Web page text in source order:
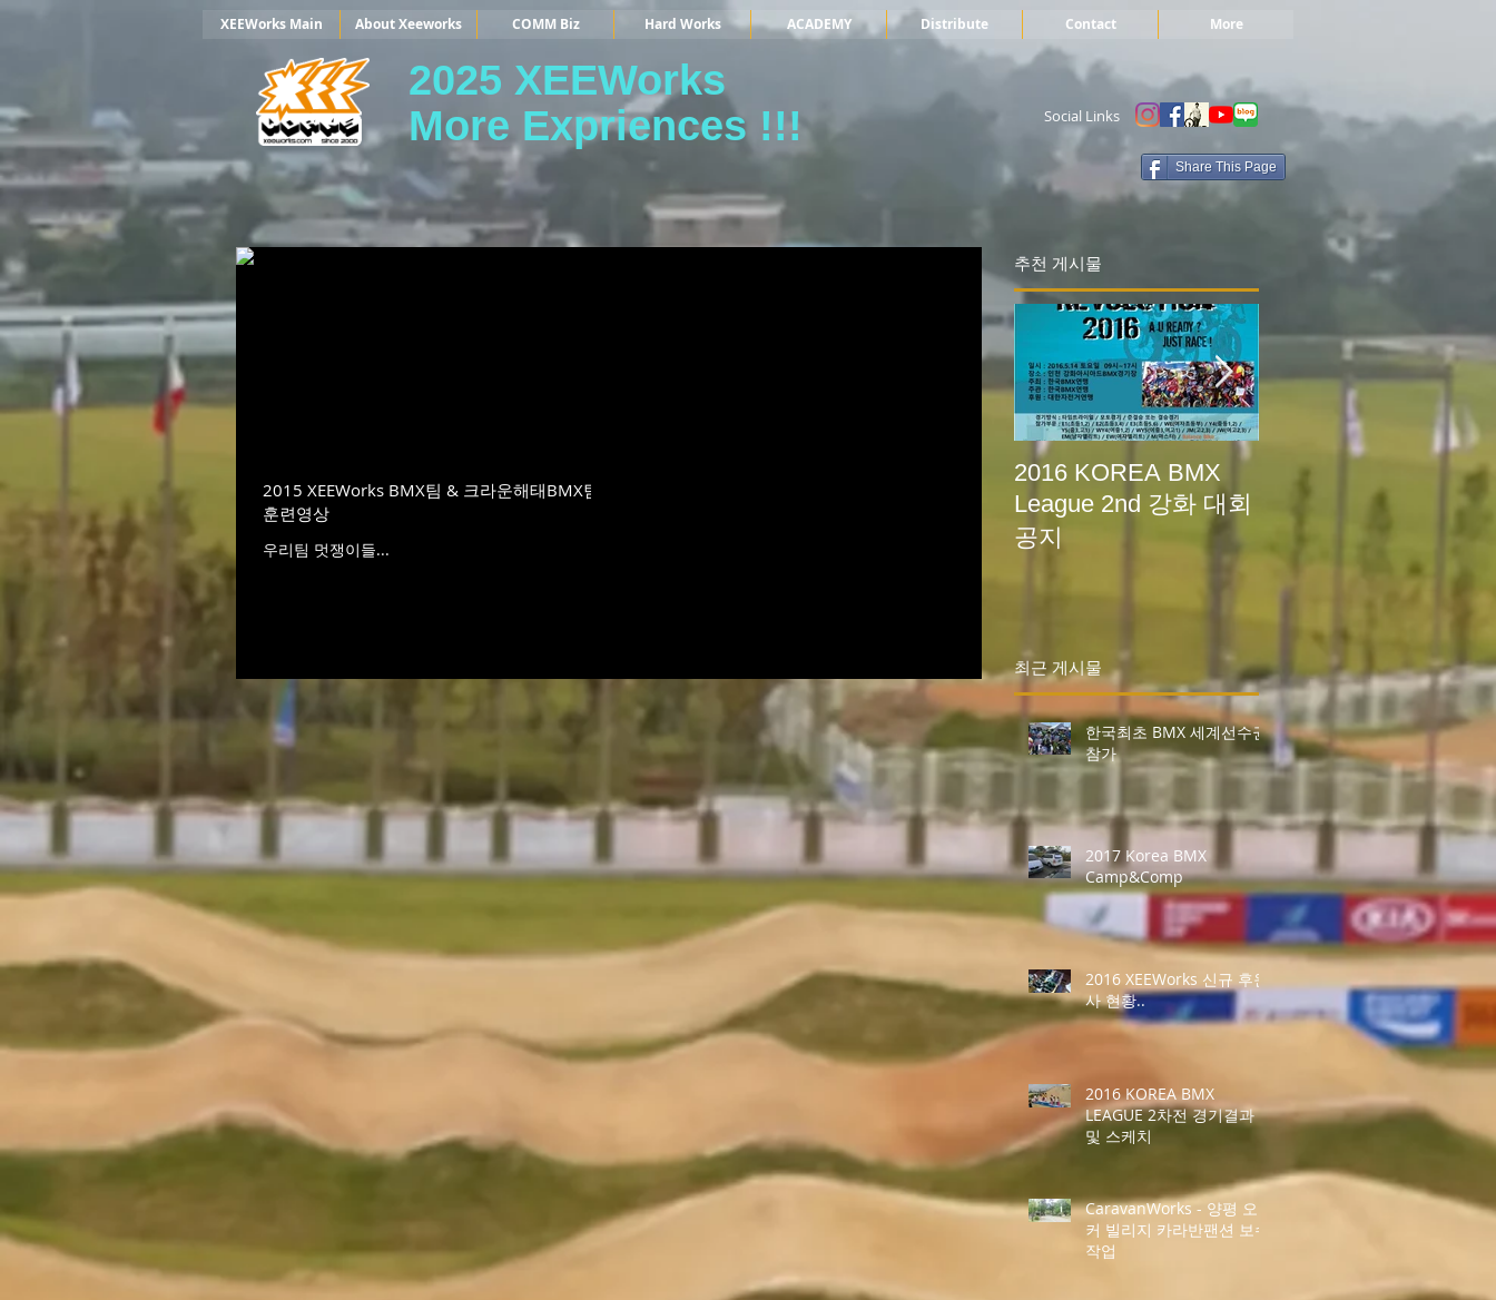
XEEWorks Main About Xeeworks COMM Biz Hard Works ACADEMY Distribute Contact More
2025 XEEWorks
More Expriences !!!
Social Links
Share This Page
2015 XEEWorks BMX팀 & 크라운해태BMX팀
훈련영상
우리팀 멋쟁이들...
추천 게시물
2016 KOREA BMX
League 2nd 강화 대회
공지
2015 XEEWorks
팀 & 크라운해태BMX
팀 훈련영상
최근 게시물
한국최초 BMX 세계선수권
참가
2017 Korea BMX
Camp&Comp
2016 XEEWorks 신규 후원
사 현황..
2016 KOREA BMX
LEAGUE 2차전 경기결과
및 스케치
CaravanWorks - 양평 오
커 빌리지 카라반팬션 보수
작업